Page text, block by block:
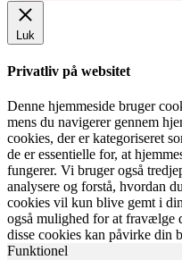
Luk
Privatliv på websitet
Denne hjemmeside bruger
mens du navigerer gennem
cookies, der er kategoriseret
de er essentielle for, at
fungerer. Vi bruger også
analysere og forstå, hvordan
cookies vil kun blive gemt i
også mulighed for at fravælge
disse cookies kan påvirke din
Funktionel